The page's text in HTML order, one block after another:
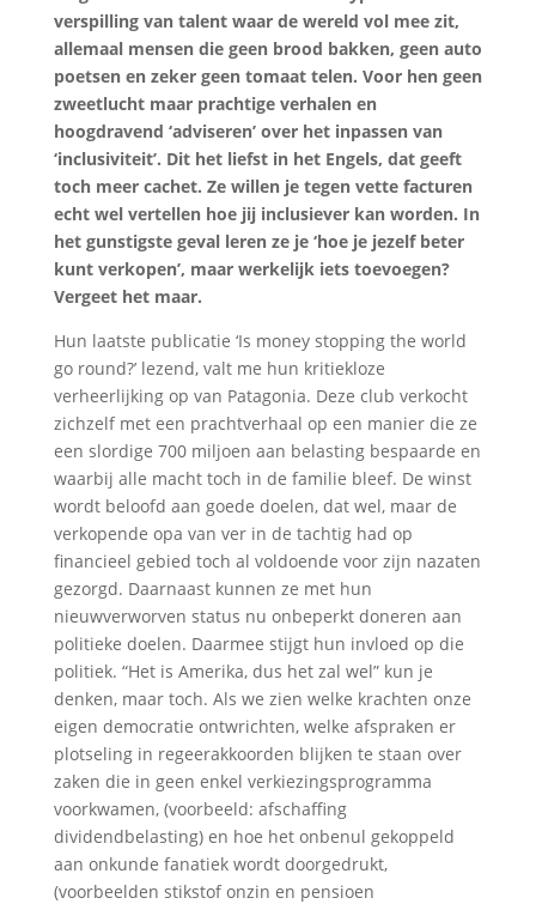
verspilling van talent waar de wereld vol mee zit,
allemaal mensen die geen brood bakken, geen auto
poetsen en zeker geen tomaat telen. Voor hen geen
zweetlucht maar prachtige verhalen en
hoogdravend ‘adviseren’ over het inpassen van
‘inclusiviteit’. Dit het liefst in het Engels, dat geeft
toch meer cachet. Ze willen je tegen vette facturen
echt wel vertellen hoe jij inclusiever kan worden. In
het gunstigste geval leren ze je ‘hoe je jezelf beter
kunt verkopen’, maar werkelijk iets toevoegen?
Vergeet het maar.
Hun laatste publicatie ‘Is money stopping the world
go round?’ lezend, valt me hun kritiekloze
verheerlijking op van Patagonia. Deze club verkocht
zichzelf met een prachtverhaal op een manier die ze
een slordige 700 miljoen aan belasting bespaarde en
waarbij alle macht toch in de familie bleef. De winst
wordt beloofd aan goede doelen, dat wel, maar de
verkopende opa van ver in de tachtig had op
financieel gebied toch al voldoende voor zijn nazaten
gezorgd. Daarnaast kunnen ze met hun
nieuwverworven status nu onbeperkt doneren aan
politieke doelen. Daarmee stijgt hun invloed op die
politiek. “Het is Amerika, dus het zal wel” kun je
denken, maar toch. Als we zien welke krachten onze
eigen democratie ontwrichten, welke afspraken er
plotseling in regeerakkoorden blijken te staan over
zaken die in geen enkel verkiezingsprogramma
voorkwamen, (voorbeeld: afschaffing
dividendbelasting) en hoe het onbenul gekoppeld
aan onkunde fanatiek wordt doorgedrukt,
(voorbeelden stikstof onzin en pensioen